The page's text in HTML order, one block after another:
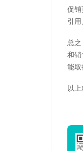
促销
引
总之
和销
能取
以